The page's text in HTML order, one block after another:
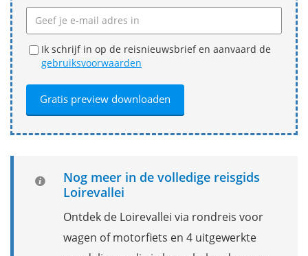
Ik schrijf in op de reisnieuwsbrief en aanvaard de
gebruiksvoorwaarden
Nog meer in de volledige reisgids
Loirevallei
Ontdek de Loirevallei via rondreis voor
wagen of motorfiets en 4 uitgewerkte